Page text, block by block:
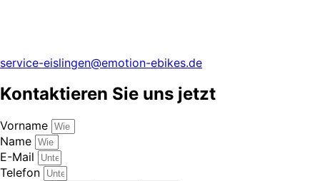
service-eislingen@emotion-ebikes.de
Kontaktieren Sie uns jetzt
Vorname
Name
E-Mail
Telefon